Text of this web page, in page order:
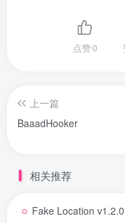
点赞0
上一篇
BaaadHooker
相关推荐
Fake Location